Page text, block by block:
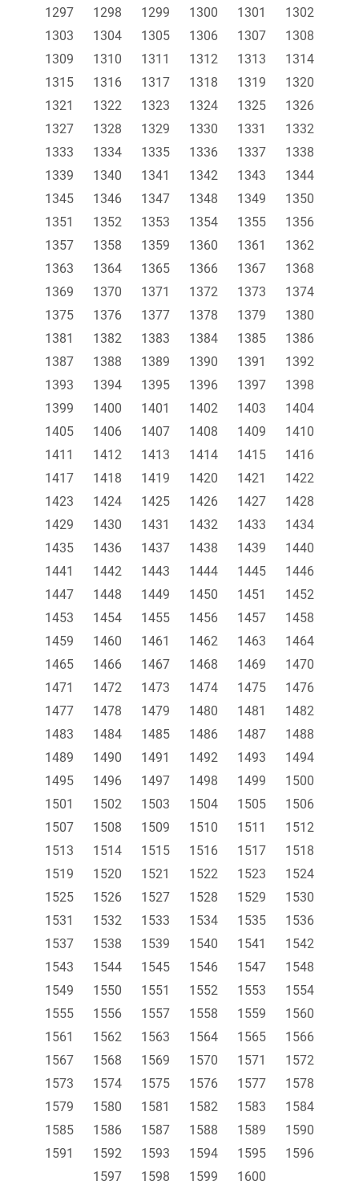
1297
1298 1299 1300 1301
1302
1303
1304 1305 1306 1307
1308
1309
1310 1311 1312 1313
1314
1315
1316 1317 1318 1319
1320
1321
1322 1323 1324 1325
1326
1327
1328 1329 1330 1331
1332
1333
1334 1335 1336 1337
1338
1339
1340 1341 1342 1343
1344
1345
1346 1347 1348 1349
1350
1351
1352 1353 1354 1355
1356
1357
1358 1359 1360 1361
1362
1363
1364 1365 1366 1367
1368
1369
1370 1371 1372 1373
1374
1375
1376 1377 1378 1379
1380
1381
1382 1383 1384 1385
1386
1387
1388 1389 1390 1391
1392
1393
1394 1395 1396 1397
1398
1399
1400 1401 1402 1403
1404
1405
1406 1407 1408 1409
1410
1411
1412 1413 1414 1415
1416
1417
1418 1419 1420 1421
1422
1423
1424 1425 1426 1427
1428
1429
1430 1431 1432 1433
1434
1435
1436 1437 1438 1439
1440
1441
1442 1443 1444 1445
1446
1447
1448 1449 1450 1451
1452
1453
1454 1455 1456 1457
1458
1459
1460 1461 1462 1463
1464
1465
1466 1467 1468 1469
1470
1471
1472 1473 1474 1475
1476
1477
1478 1479 1480 1481
1482
1483
1484 1485 1486 1487
1488
1489
1490 1491 1492 1493
1494
1495
1496 1497 1498 1499
1500
1501
1502 1503 1504 1505
1506
1507
1508 1509 1510 1511
1512
1513
1514 1515 1516 1517
1518
1519
1520 1521 1522 1523
1524
1525
1526 1527 1528 1529
1530
1531
1532 1533 1534 1535
1536
1537
1538 1539 1540 1541
1542
1543
1544 1545 1546 1547
1548
1549
1550 1551 1552 1553
1554
1555
1556 1557 1558 1559
1560
1561
1562 1563 1564 1565
1566
1567
1568 1569 1570 1571
1572
1573
1574 1575 1576 1577
1578
1579
1580 1581 1582 1583
1584
1585
1586 1587 1588 1589
1590
1591
1592 1593 1594 1595
1596
1597
1598 1599 1600